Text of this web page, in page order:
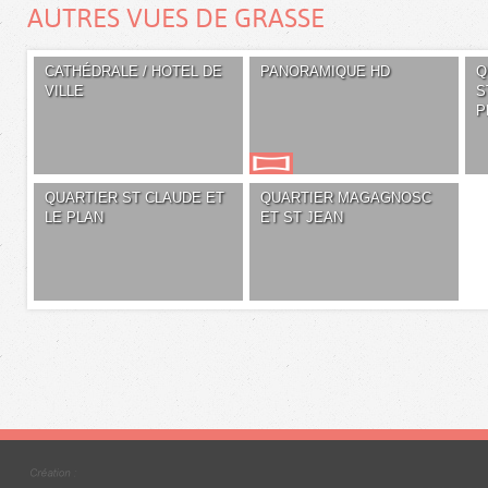
AUTRES VUES DE GRASSE
CATHÉDRALE / HOTEL DE
VILLE
PANORAMIQUE HD
QUARTIER ST CLAUDE ET
LE PLAN
QUARTIER MAGAGNOSC
ET ST JEAN